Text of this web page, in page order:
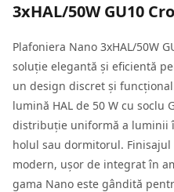
3xHAL/50W GU10
Plafoniera Nano 3xHAL/50W
soluție elegantă și eficientă
un design discret și
lumină HAL de 50 W cu soclu
distribuție uniformă a luminii
holul sau dormitorul.
modern, ușor de integrat în
gama Nano este gândită